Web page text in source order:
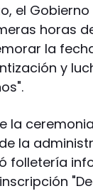
el
horas
la
y
la
la
folletería